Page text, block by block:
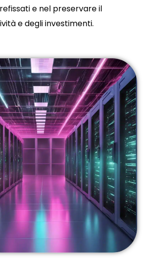
e nel preservare il
e degli investimenti.